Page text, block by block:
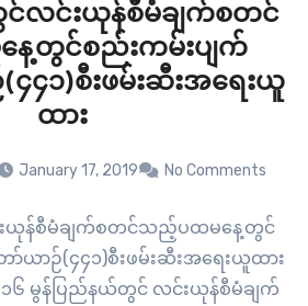
လင်းယုန်စီမံချက်စတင်
တွင်စည်းကမ်းပျက်
၄၄၁)စီးဖမ်းဆီးအရေးယူ
ထား
January 17, 2019 No Comments
ယုန်စီမံချက်စတင်သည့်ပထမနေ့တွင်
ာ်ယာဉ်(၄၄၁)စီးဖမ်းဆီးအရေးယူထား
၁၆ မွန်ပြည်နယ်တွင် လင်းယုန်စီမံချက်